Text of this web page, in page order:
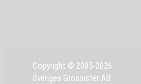
Copyright © 2005-2026
Sveriges Grossister AB